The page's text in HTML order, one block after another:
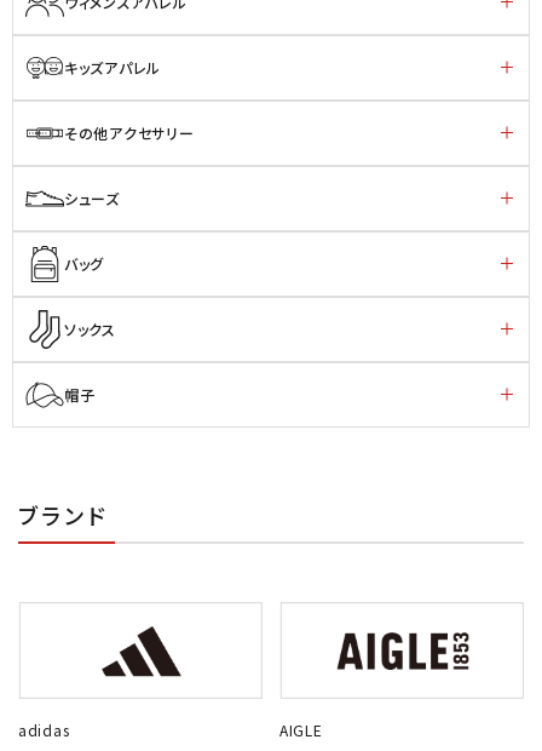
キッズアパレル
その他アクセサリー
シューズ
バッグ
ソックス
帽子
ブランド
adidas AIGLE